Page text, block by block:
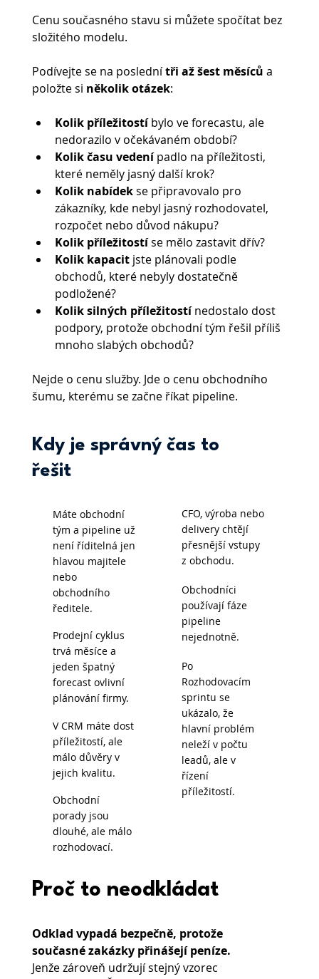
Cenu současného stavu si můžete spočítat bez
složitého modelu.
Podívejte se na poslední tři až šest měsíců a
položte si několik otázek:
Kolik příležitostí bylo ve forecastu, ale
nedorazilo v očekávaném období?
Kolik času vedení padlo na příležitosti,
které neměly jasný další krok?
Kolik nabídek se připravovalo pro
zákazníky, kde nebyl jasný rozhodovatel,
rozpočet nebo důvod nákupu?
Kolik příležitostí se mělo zastavit dřív?
Kolik kapacit jste plánovali podle
obchodů, které nebyly dostatečně
podložené?
Kolik silných příležitostí nedostalo dost
podpory, protože obchodní tým řešil příliš
mnoho slabých obchodů?
Nejde o cenu služby. Jde o cenu obchodního
šumu, kterému se začne říkat pipeline.
Kdy je správný čas to
řešit
Máte obchodní
tým a pipeline už
není říditelná jen
hlavou majitele
nebo
obchodního
ředitele.
Prodejní cyklus
trvá měsíce a
jeden špatný
forecast ovlivní
plánování firmy.
V CRM máte dost
příležitostí, ale
málo důvěry v
jejich kvalitu.
Obchodní
porady jsou
dlouhé, ale málo
rozhodovací.
CFO, výroba nebo
delivery chtějí
přesnější vstupy
z obchodu.
Obchodníci
používají fáze
pipeline
nejednotně.
Po
Rozhodovacím
sprintu se
ukázalo, že
hlavní problém
neleží v počtu
leadů, ale v
řízení
příležitostí.
Proč to neodkládat
Odklad vypadá bezpečně, protože
současné zakázky přinášejí peníze.
Jenže zároveň udržují stejný vzorec